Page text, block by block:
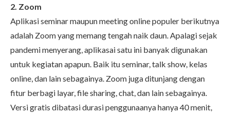
2. Zoom
Aplikasi seminar maupun meeting online populer berikutnya
adalah Zoom yang memang tengah naik daun. Apalagi sejak
pandemi menyerang, aplikasai satu ini banyak digunakan
untuk kegiatan apapun. Baik itu seminar, talk show, kelas
online, dan lain sebagainya. Zoom juga ditunjang dengan
fitur berbagi layar, file sharing, chat, dan lain sebagainya.
Versi gratis dibatasi durasi penggunaanya hanya 40 menit,